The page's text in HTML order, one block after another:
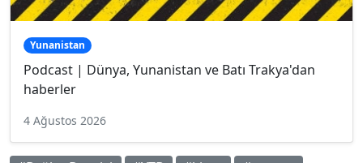
Yunanistan
Podcast | Dünya, Yunanistan ve Batı Trakya'dan
haberler
4 Ağustos 2026